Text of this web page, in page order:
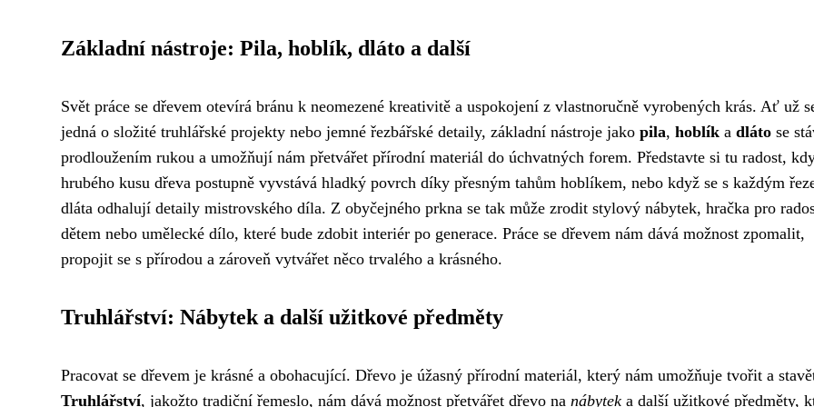
Základní nástroje: Pila, hoblík, dláto a další
Svět práce se dřevem otevírá bránu k neomezené kreativitě a uspokojení z vlastnoručně vyrobených krás. Ať už
jedná o složité truhlářské projekty nebo jemné řezbářské detaily, základní nástroje jako pila, hoblík a dláto se
prodloužením rukou a umožňují nám přetvářet přírodní materiál do úchvatných forem. Představte si tu radost,
hrubého kusu dřeva postupně vyvstává hladký povrch díky přesným tahům hoblíkem, nebo když se s každým
dláta odhalují detaily mistrovského díla. Z obyčejného prkna se tak může zrodit stylový nábytek, hračka pro
dětem nebo umělecké dílo, které bude zdobit interiér po generace. Práce se dřevem nám dává možnost zpomalit,
propojit se s přírodou a zároveň vytvářet něco trvalého a krásného.
Truhlářství: Nábytek a další užitkové předměty
Pracovat se dřevem je krásné a obohacující. Dřevo je úžasný přírodní materiál, který nám umožňuje tvořit a
Truhlářství, jakožto tradiční řemeslo, nám dává možnost přetvářet dřevo na nábytek a další užitkové předměty,